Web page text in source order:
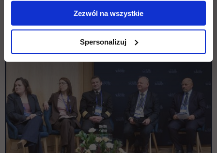
Zezwól na wszystkie
Spersonalizuj